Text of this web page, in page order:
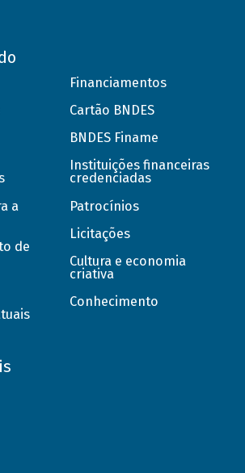
a
de
Financiamentos
Cartão BNDES
BNDES Finame
Instituições financeiras
credenciadas
Patrocínios
Licitações
Cultura e economia
criativa
Conhecimento